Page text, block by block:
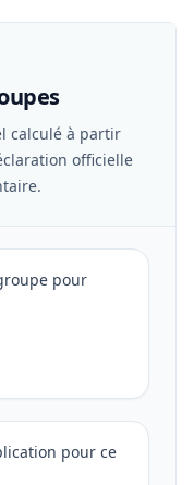
calculé à partir
officielle
pour
pour ce